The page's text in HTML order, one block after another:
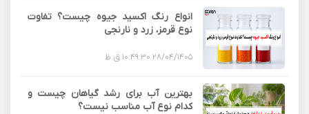
انواع رنگ اکسید جیوه چیست؟ تفاوت
نوع قرمز، زرد و نارنجی
28/04/1405 10:49:30 ق.ظ
بهترین آب برای رشد گیاهان چیست و
کدام نوع آب مناسب نیست؟